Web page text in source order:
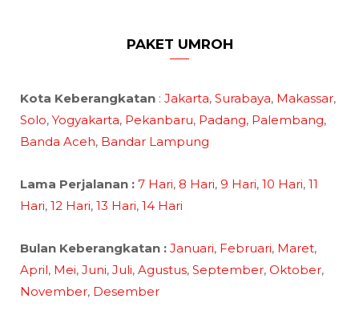
PAKET UMROH
Kota Keberangkatan : Jakarta, Surabaya, Makassar,
Solo, Yogyakarta, Pekanbaru, Padang, Palembang,
Banda Aceh, Bandar Lampung
Lama Perjalanan : 7 Hari, 8 Hari, 9 Hari, 10 Hari, 11
Hari, 12 Hari, 13 Hari, 14 Hari
Bulan Keberangkatan : Januari, Februari, Maret,
April, Mei, Juni, Juli, Agustus, September, Oktober,
November, Desember